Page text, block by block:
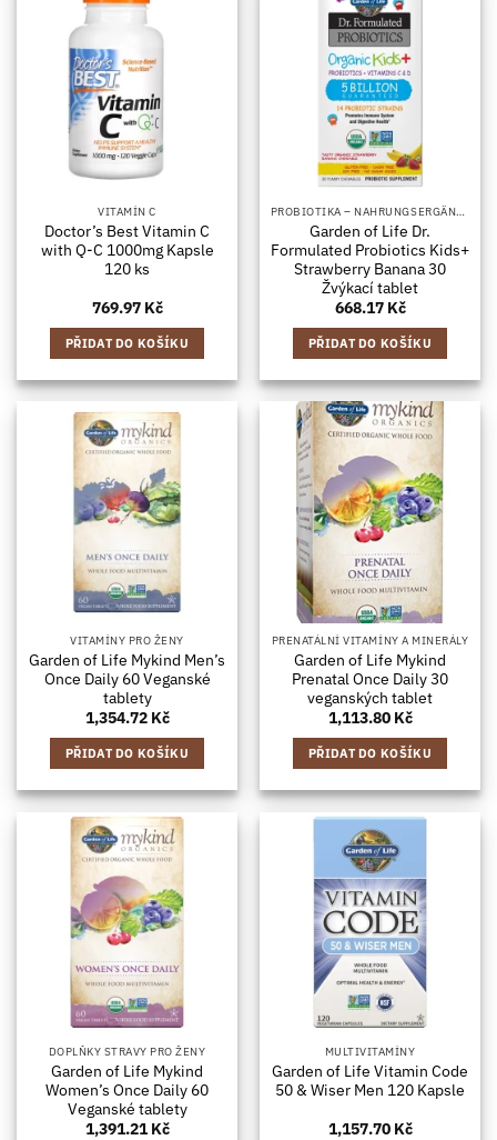
VITAMÍN C
Doctor’s Best Vitamin C
with Q-C 1000mg Kapsle
120 ks
769.97 Kč
PŘIDAT DO KOŠÍKU
PROBIOTIKA – NAHRUNGSERGÄNZUNGSMITTEL MIT BAKTERIENKULTUREN, IN KAPSELFORM
Garden of Life Dr.
Formulated Probiotics Kids+
Strawberry Banana 30
Žvýkací tablet
668.17 Kč
PŘIDAT DO KOŠÍKU
VITAMÍNY PRO ŽENY
Garden of Life Mykind Men’s
Once Daily 60 Veganské
tablety
1,354.72 Kč
PŘIDAT DO KOŠÍKU
PRENATÁLNÍ VITAMÍNY A MINERÁLY
Garden of Life Mykind
Prenatal Once Daily 30
veganských tablet
1,113.80 Kč
PŘIDAT DO KOŠÍKU
DOPLŇKY STRAVY PRO ŽENY
Garden of Life Mykind
Women’s Once Daily 60
Veganské tablety
1,391.21Kč
MULTIVITAMÍNY
Garden of Life Vitamin Code
50 & Wiser Men 120 Kapsle
1,157.70 Kč